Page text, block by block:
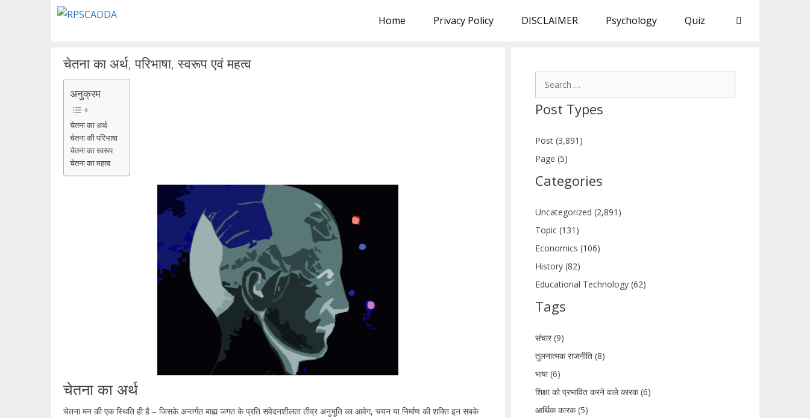
Home Privacy Policy DISCLAIMER Psychology Quiz
चेतना का अर्थ, परिभाषा, स्वरूप एवं महत्व
अनुक्रम
चेतना का अर्थ
चेतना की परिभाषा
चेतना का स्वरूप
चेतना का महत्व
चेतना का अर्थ
चेतना मन की एक स्थिति ही है – जिसके अन्तर्गत बाह्य जगत के प्रति संवेदनशीलता तीव्र अनुभूति का आवेग, चयन या निर्माण की शक्ति इन सबके
Post Types
Post (3,891)
Page (5)
Categories
Uncategorized (2,891)
Topic (131)
Economics (106)
History (82)
Educational Technology (62)
Tags
संचार (9)
तुलनात्मक राजनीति (8)
भाषा (6)
शिक्षा को प्रभावित करने वाले कारक (6)
आर्थिक कारक (5)